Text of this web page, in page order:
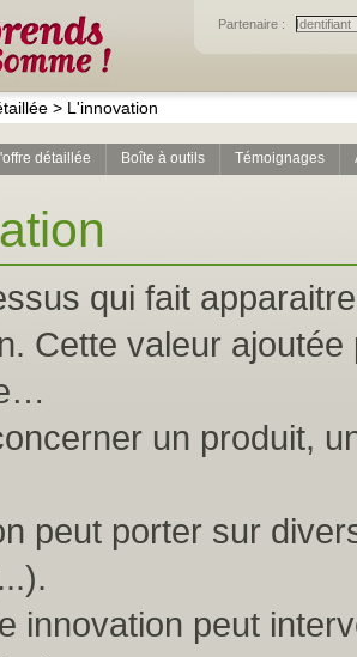
Partenaire :
> L'innovation
détaillée Boîte à outils Témoignages
qui fait
Cette valeur
un produit,
peut porter sur
innovation peut